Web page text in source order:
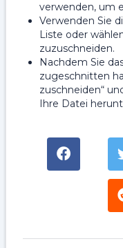
verwenden, um
Verwenden Sie
Liste oder
zuzuschneiden.
Nachdem Sie
zugeschnitten
zuschneiden“
Ihre Datei